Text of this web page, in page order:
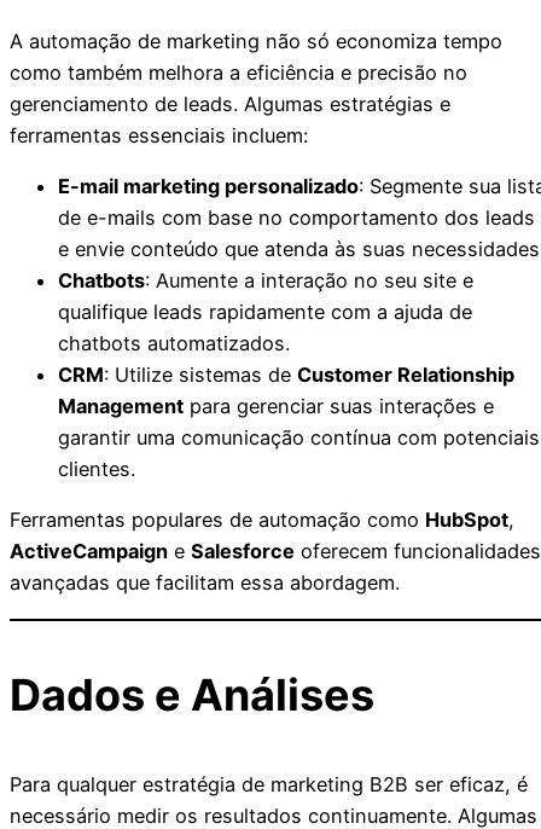
A automação de marketing não só economiza tempo
como também melhora a eficiência e precisão no
gerenciamento de leads. Algumas estratégias e
ferramentas essenciais incluem:
E-mail marketing personalizado: Segmente sua
de e-mails com base no comportamento dos leads
e envie conteúdo que atenda às suas
Chatbots: Aumente a interação no seu site e
qualifique leads rapidamente com a ajuda de
chatbots automatizados.
CRM: Utilize sistemas de Customer Relationship
Management para gerenciar suas interações e
garantir uma comunicação contínua com potenciais
clientes.
Ferramentas populares de automação como HubSpot,
ActiveCampaign e Salesforce oferecem funcionalidades
avançadas que facilitam essa abordagem.
Dados e Análises
Para qualquer estratégia de marketing B2B ser eficaz, é
necessário medir os resultados continuamente. Algumas